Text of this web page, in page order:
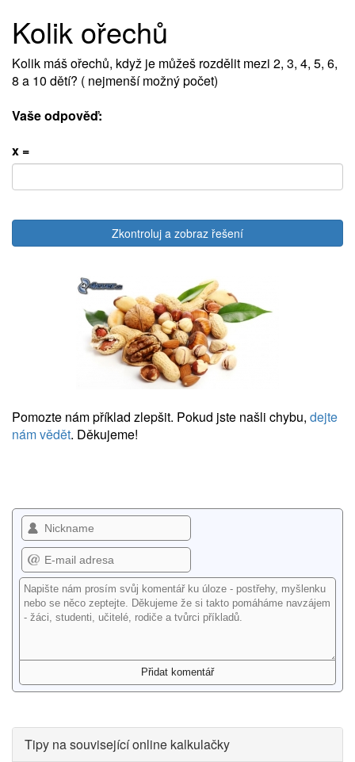
Kolik ořechů
Kolik máš ořechů, když je můžeš rozdělit mezi 2, 3, 4, 5, 6,
8 a 10 dětí? ( nejmenší možný počet)
Vaše odpověď:
x =
Zkontroluj a zobraz řešení
Pomozte nám příklad zlepšit. Pokud jste našli chybu, dejte
nám vědět. Děkujeme!
Tipy na související online kalkulačky